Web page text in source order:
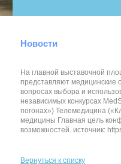
Новости
На главной выставочной
представляют медицинские
вопросах выбора и
независимых конкурсах
погонах») Телемедицина
медицины Главная цель
возможностей. источник:
Вернуться к списку